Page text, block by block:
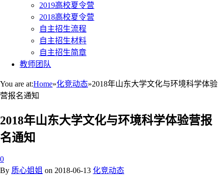
2019高校夏令营
2018高校夏令营
自主招生流程
自主招生材料
自主招生简章
教师团队
You are at:Home»化竞动态»2018年山东大学文化与环境科学体验
营报名通知
2018年山东大学文化与环境科学体验营报
名通知
0
By 质心姐姐 on 2018-06-13 化竞动态